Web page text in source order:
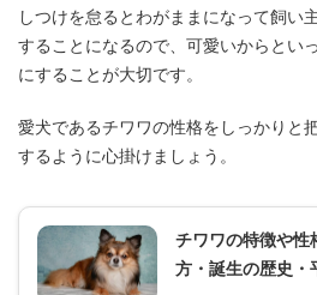
しつけを怠るとわがままになって飼い
することになるので、可愛いからとい
にすることが大切です。
愛犬であるチワワの性格をしっかりと
するように心掛けましょう。
チワワの特徴や性
方・誕生の歴史・